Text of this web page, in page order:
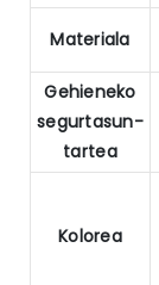
Materiala
Gehieneko
segurtasun-
tartea
Kolorea